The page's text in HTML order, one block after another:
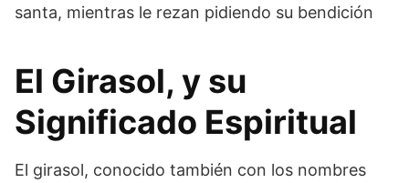
santa, mientras le rezan pidiendo su bendición
El Girasol, y su
Significado Espiritual
El girasol, conocido también con los nombres